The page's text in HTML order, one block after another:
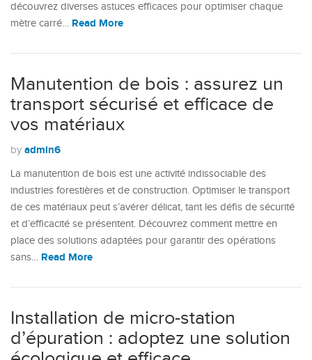
découvrez diverses astuces efficaces pour optimiser chaque
mètre carré… Read More
Manutention de bois : assurez un
transport sécurisé et efficace de
vos matériaux
by admin6
La manutention de bois est une activité indissociable des
industries forestières et de construction. Optimiser le transport
de ces matériaux peut s’avérer délicat, tant les défis de sécurité
et d’efficacité se présentent. Découvrez comment mettre en
place des solutions adaptées pour garantir des opérations
sans… Read More
Installation de micro-station
d’épuration : adoptez une solution